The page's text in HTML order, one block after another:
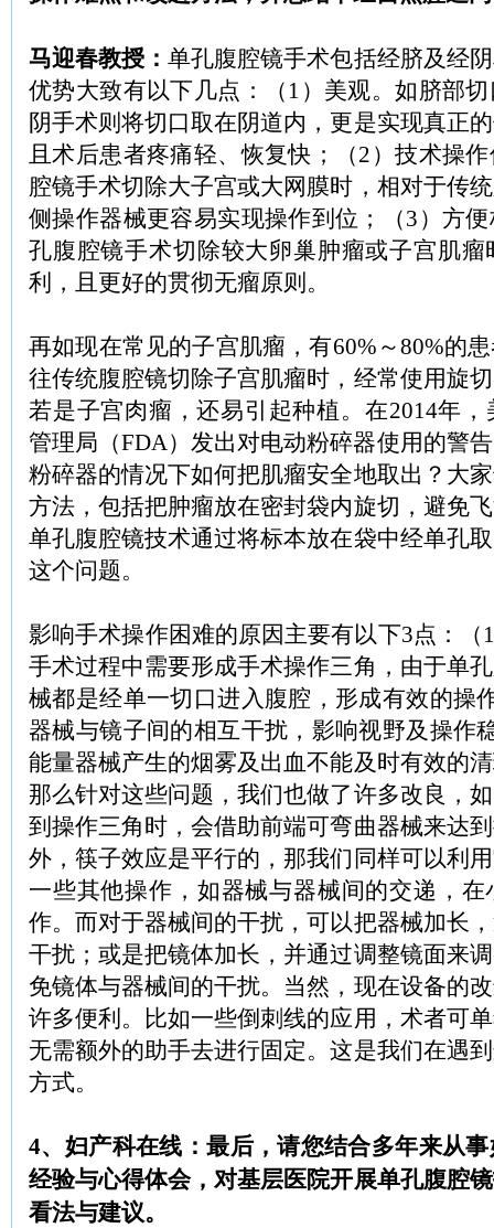
马迎春教授：单孔腹腔镜手术包括经脐及经
优势大致有以下几点：（1）美观。如脐部
阴手术则将切口取在阴道内，更是实现真正
且术后患者疼痛轻、恢复快；（2）技术操
腔镜手术切除大子宫或大网膜时，相对于传
侧操作器械更容易实现操作到位；（3）方
孔腹腔镜手术切除较大卵巢肿瘤或子宫肌
利，且更好的贯彻无瘤原则。
再如现在常见的子宫肌瘤，有60%～80%的
往传统腹腔镜切除子宫肌瘤时，经常使用旋
若是子宫肉瘤，还易引起种植。在2014年
管理局（FDA）发出对电动粉碎器使用的警
粉碎器的情况下如何把肌瘤安全地取出？大
方法，包括把肿瘤放在密封袋内旋切，避免
单孔腹腔镜技术通过将标本放在袋中经单孔
这个问题。
影响手术操作困难的原因主要有以下3点：（
手术过程中需要形成手术操作三角，由于单
械都是经单一切口进入腹腔，形成有效的操
器械与镜子间的相互干扰，影响视野及操作
能量器械产生的烟雾及出血不能及时有效的
那么针对这些问题，我们也做了许多改良，
到操作三角时，会借助前端可弯曲器械来达
外，筷子效应是平行的，那我们同样可以利
一些其他操作，如器械与器械间的交递，
作。而对于器械间的干扰，可以把器械加长
干扰；或是把镜体加长，并通过调整镜面来
免镜体与器械间的干扰。当然，现在设备的
许多便利。比如一些倒刺线的应用，术者可
无需额外的助手去进行固定。这是我们在遇
方式。
4、妇产科在线：最后，请您结合多年来从
经验与心得体会，对基层医院开展单孔腹腔
看法与建议。